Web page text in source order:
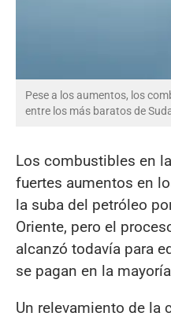
Pese a los aumentos, los
entre los más baratos de
Los combustibles en
fuertes aumentos en
la suba del petróleo
Oriente, pero el
alcanzó todavía para
se pagan en la
Un relevamiento de la